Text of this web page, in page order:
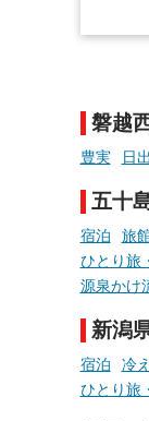
っとし
でくる
お風呂
らこそ
の本音。
りの温
たら素
磐越
豊実 日
五十
宿泊 旅
ひとり旅
源泉かけ
新潟
宿泊 冷
ひとり旅